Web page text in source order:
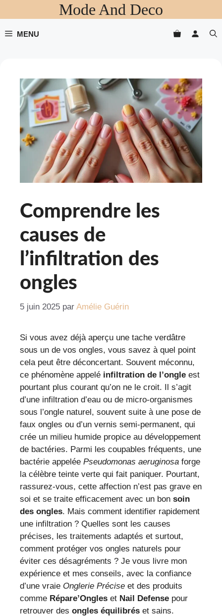
au
contenu
Mode And Deco
MENU
Comprendre les
causes de
l’infiltration des
ongles
5 juin 2025 par Amélie Guérin
Si vous avez déjà aperçu une tache verdâtre
sous un de vos ongles, vous savez à quel point
cela peut être déconcertant. Souvent méconnu,
ce phénomène appelé infiltration de l’ongle est
pourtant plus courant qu’on ne le croit. Il s’agit
d’une infiltration d’eau ou de micro-organismes
sous l’ongle naturel, souvent suite à une pose de
faux ongles ou d’un vernis semi-permanent, qui
crée un milieu humide propice au développement
de bactéries. Parmi les coupables fréquents, une
bactérie appelée Pseudomonas aeruginosa forge
la célèbre teinte verte qui fait paniquer. Pourtant,
rassurez-vous, cette affection n’est pas grave en
soi et se traite efficacement avec un bon soin
des ongles. Mais comment identifier rapidement
une infiltration ? Quelles sont les causes
précises, les traitements adaptés et surtout,
comment protéger vos ongles naturels pour
éviter ces désagréments ? Je vous livre mon
expérience et mes conseils, avec la confiance
d’une vraie Onglerie Précise et des produits
comme Répare’Ongles et Nail Defense pour
retrouver des ongles équilibrés et sains.